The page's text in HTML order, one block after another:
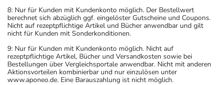
8: Nur für Kunden mit Kundenkonto möglich. Der Bestellwert
berechnet sich abzüglich ggf. eingelöster Gutscheine und Coupons.
Nicht auf rezeptpflichtige Artikel und Bücher anwendbar und gilt
nicht für Kunden mit Sonderkonditionen.
9: Nur für Kunden mit Kundenkonto möglich. Nicht auf
rezeptpflichtige Artikel, Bücher und Versandkosten sowie bei
Bestellungen über Vergleichsportale anwendbar. Nicht mit anderen
Aktionsvorteilen kombinierbar und nur einzulösen unter
www.aponeo.de. Eine Barauszahlung ist nicht möglich.